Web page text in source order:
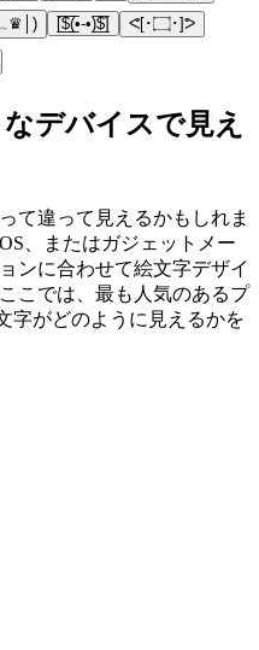
[̲̅$̲̅(̲̅•-•)̲̅$̲̅] ᕙ[･۝･]ᕗ
デバイスで見え
て違って見えるかもしれま
、またはガジェットメー
ンに合わせて絵文字デザイ
こでは、最も人気のあるプ
字がどのように見えるかを